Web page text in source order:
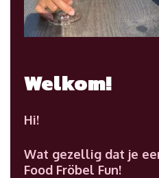
Welkom!
Hi!
Wat gezellig dat je
Food Fröbel Fun!